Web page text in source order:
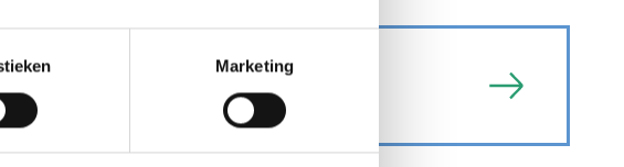
Marketing
nieuwsflitsen